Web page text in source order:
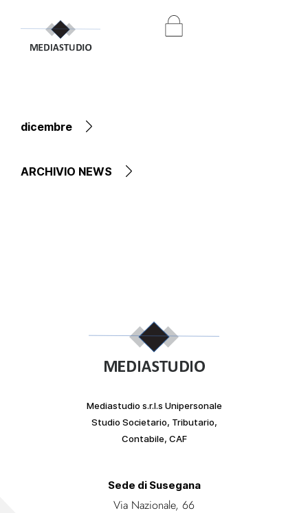
dicembre
ARCHIVIO NEWS
Mediastudio s.r.l.s Unipersonale
Studio Societario, Tributario,
Contabile, CAF
Sede di Susegana
Via Nazionale, 66